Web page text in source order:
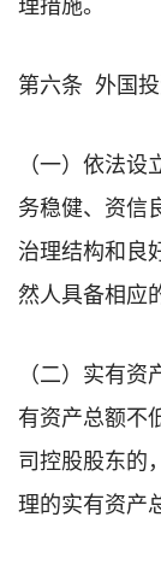
第六条 外国投
（一）依法
务稳健、资信
治理结构和良
然人具备相应
（二）实有
有资产总额不
司控股股东的
理的实有资产